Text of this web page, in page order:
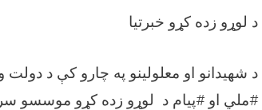
د لوړو زده کړو خبرتیا
د شهیدانو او معلولینو په چارو کې د
#ملي او #پیام د لوړو زده کړو موسسو